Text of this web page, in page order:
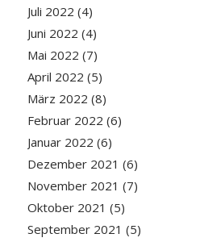
Juli 2022 (4)
Juni 2022 (4)
Mai 2022 (7)
April 2022 (5)
März 2022 (8)
Februar 2022 (6)
Januar 2022 (6)
Dezember 2021 (6)
November 2021 (7)
Oktober 2021 (5)
September 2021 (5)